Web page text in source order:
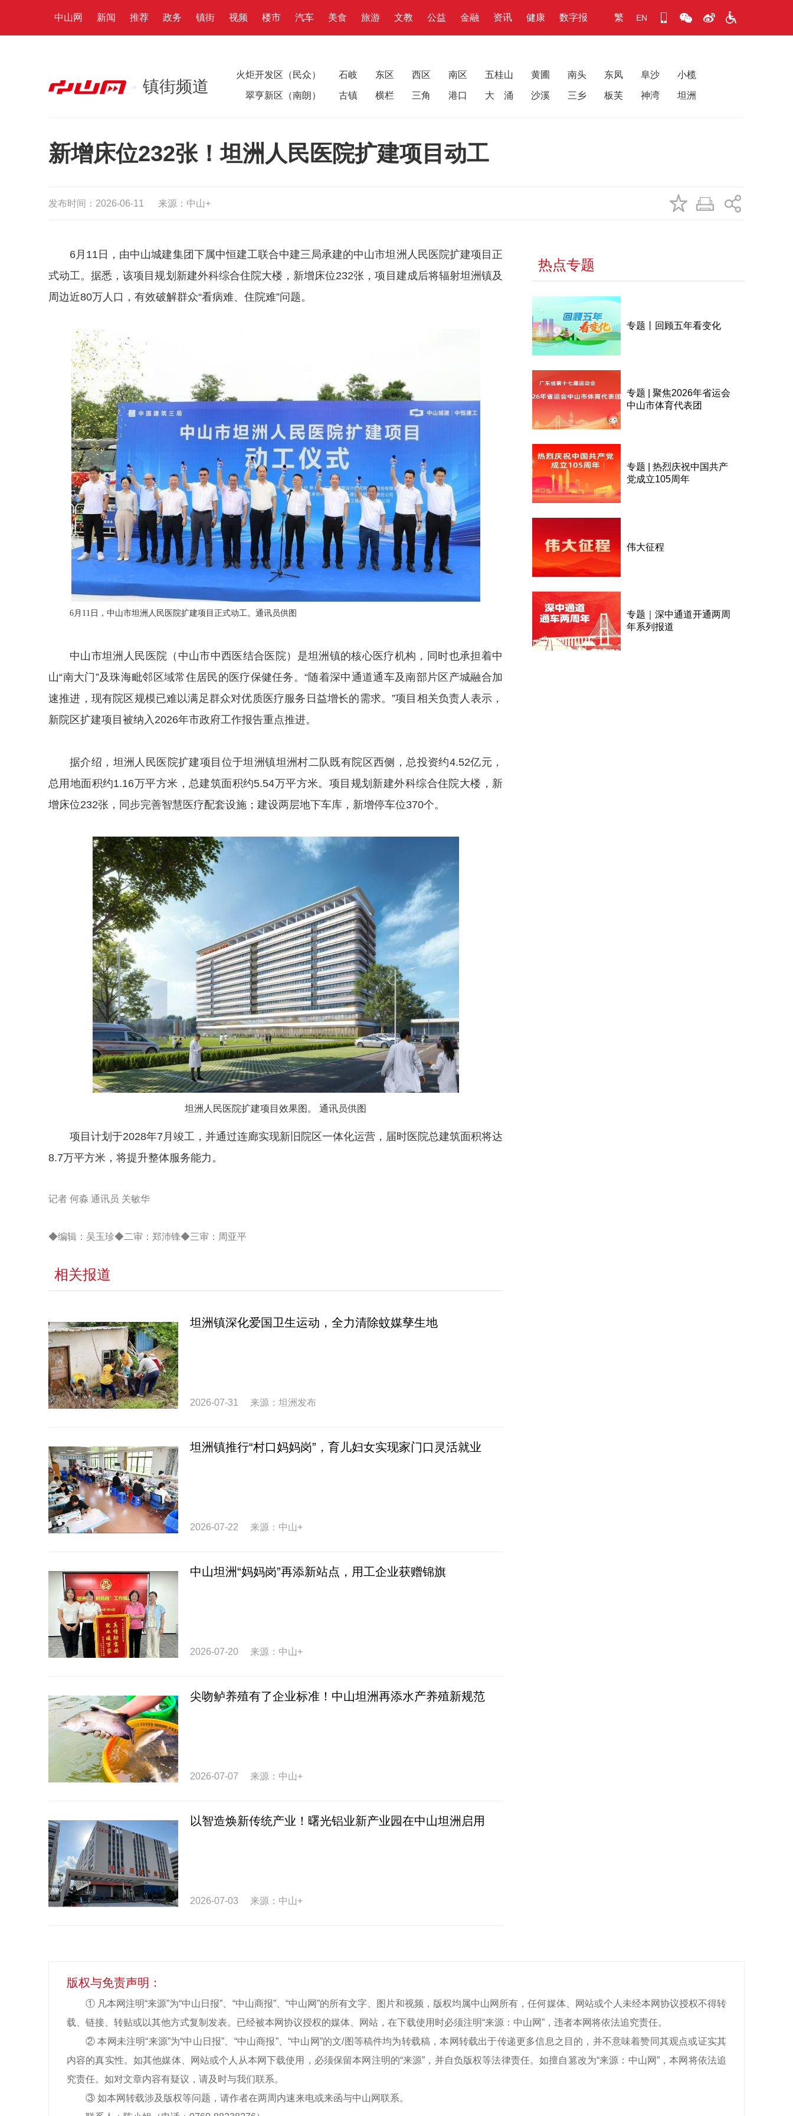
中山网 新闻 推荐 政务 镇街 视频 楼市 汽车 美食 旅游 文教 公益 金融 资讯 健康 数字报 繁 EN
镇街频道
火炬开发区（民众） 石岐 东区 西区 南区 五桂山 黄圃 南头 东凤 阜沙 小榄
翠亨新区（南朗） 古镇 横栏 三角 港口 大 涌 沙溪 三乡 板芙 神湾 坦洲
新增床位232张！坦洲人民医院扩建项目动工
发布时间：2026-06-11 来源：中山+
6月11日，由中山城建集团下属中恒建工联合中建三局承建的中山市坦洲人民医院扩建项目正
式动工。据悉，该项目规划新建外科综合住院大楼，新增床位232张，项目建成后将辐射坦洲镇及
周边近80万人口，有效破解群众“看病难、住院难”问题。
6月11日，中山市坦洲人民医院扩建项目正式动工。通讯员供图
中山市坦洲人民医院（中山市中西医结合医院）是坦洲镇的核心医疗机构，同时也承担着中
山“南大门”及珠海毗邻区域常住居民的医疗保健任务。“随着深中通道通车及南部片区产城融合加
速推进，现有院区规模已难以满足群众对优质医疗服务日益增长的需求。”项目相关负责人表示，
新院区扩建项目被纳入2026年市政府工作报告重点推进。
据介绍，坦洲人民医院扩建项目位于坦洲镇坦洲村二队既有院区西侧，总投资约4.52亿元，
总用地面积约1.16万平方米，总建筑面积约5.54万平方米。项目规划新建外科综合住院大楼，新
增床位232张，同步完善智慧医疗配套设施；建设两层地下车库，新增停车位370个。
坦洲人民医院扩建项目效果图 。 通讯员供图
项目计划于2028年7月竣工，并通过连廊实现新旧院区一体化运营，届时医院总建筑面积将达
8.7万平方米，将提升整体服务能力。
记者 何淼 通讯员 关敏华
◆编辑：吴玉珍◆二审：郑沛锋◆三审：周亚平
相关报道
坦洲镇深化爱国卫生运动，全力清除蚊媒孳生地
2026-07-31 来源：坦洲发布
坦洲镇推行“村口妈妈岗”，育儿妇女实现家门口灵活就业
2026-07-22 来源：中山+
中山坦洲“妈妈岗”再添新站点，用工企业获赠锦旗
2026-07-20 来源：中山+
尖吻鲈养殖有了企业标准！中山坦洲再添水产养殖新规范
2026-07-07 来源：中山+
以智造焕新传统产业！曙光铝业新产业园在中山坦洲启用
2026-07-03 来源：中山+
热点专题
专题丨回顾五年看变化
专题 | 聚焦2026年省运会
中山市体育代表团
专题 | 热烈庆祝中国共产
党成立105周年
伟大征程
专题｜深中通道开通两周
年系列报道
版权与免责声明：
① 凡本网注明“来源”为“中山日报”、“中山商报”、“中山网”的所有文字、图片和视频，版权均属中山网所有，任何媒体、网站或个人未经本网协议授权不得转
载、链接、转贴或以其他方式复制发表。已经被本网协议授权的媒体、网站，在下载使用时必须注明“来源：中山网”，违者本网将依法追究责任。
② 本网未注明“来源”为“中山日报”、“中山商报”、“中山网”的文/图等稿件均为转载稿，本网转载出于传递更多信息之目的，并不意味着赞同其观点或证实其
内容的真实性。如其他媒体、网站或个人从本网下载使用，必须保留本网注明的“来源”，并自负版权等法律责任。如擅自篡改为“来源：中山网”，本网将依法追
究责任。如对文章内容有疑议，请及时与我们联系。
③ 如本网转载涉及版权等问题，请作者在两周内速来电或来函与中山网联系。